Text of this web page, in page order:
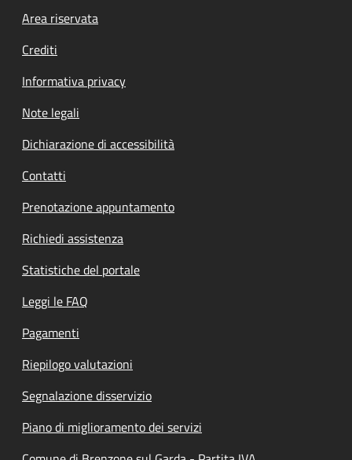
Footer menu
Area riservata
Crediti
Informativa privacy
Note legali
Dichiarazione di accessibilità
Contatti
Prenotazione appuntamento
Richiedi assistenza
Statistiche del portale
Leggi le FAQ
Pagamenti
Riepilogo valutazioni
Segnalazione disservizio
Piano di miglioramento dei servizi